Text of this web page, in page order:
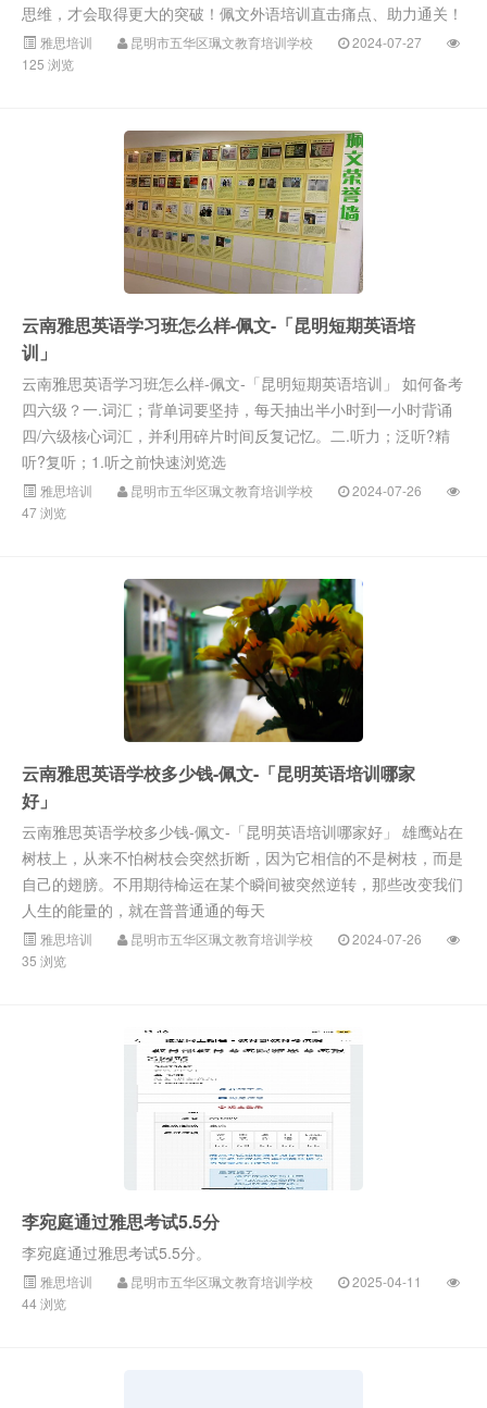
思维，才会取得更大的突破！佩文外语培训直击痛点、助力通关！
雅思培训 昆明市五华区珮文教育培训学校
2024-07-27
125 浏览
云南雅思英语学习班怎么样-佩文-「昆明短期英语培
训」
云南雅思英语学习班怎么样-佩文-「昆明短期英语培训」 如何备考
四六级？一.词汇；背单词要坚持，每天抽出半小时到一小时背诵
四/六级核心词汇，并利用碎片时间反复记忆。二.听力；泛听?精
听?复听；1.听之前快速浏览选
雅思培训 昆明市五华区珮文教育培训学校
2024-07-26
47 浏览
云南雅思英语学校多少钱-佩文-「昆明英语培训哪家
好」
云南雅思英语学校多少钱-佩文-「昆明英语培训哪家好」 雄鹰站在
树枝上，从来不怕树枝会突然折断，因为它相信的不是树枝，而是
自己的翅膀。不用期待椧运在某个瞬间被突然逆转，那些改变我们
人生的能量的，就在普普通通的每天
雅思培训 昆明市五华区珮文教育培训学校
2024-07-26
35 浏览
李宛庭通过雅思考试5.5分
李宛庭通过雅思考试5.5分。
雅思培训 昆明市五华区珮文教育培训学校
2025-04-11
44 浏览